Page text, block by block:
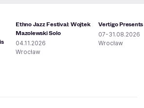
Ethno Jazz Festival: Wojtek
Mazolewski Solo
04.11.2026
Wrocław
Vertigo Presents
07-31.08.2026
Wrocław